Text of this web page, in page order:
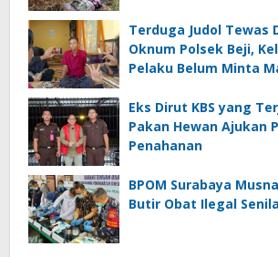
Terduga Judol Tewas
Oknum Polsek Beji,
Pelaku Belum Minta
Eks Dirut KBS yang
Pakan Hewan Ajukan
Penahanan
BPOM Surabaya
Butir Obat Ilegal